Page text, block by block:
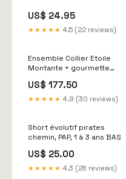
US$ 24.95
★★★★★ 4.5 (22 reviews)
Ensemble Collier Etoile
Montante + gourmette
US$ 177.50
★★★★★ 4.9 (30 reviews)
Short évolutif pirates
chemin, PAP, 1 à 3 ans BAS
US$ 25.00
★★★★★ 4.3 (28 reviews)